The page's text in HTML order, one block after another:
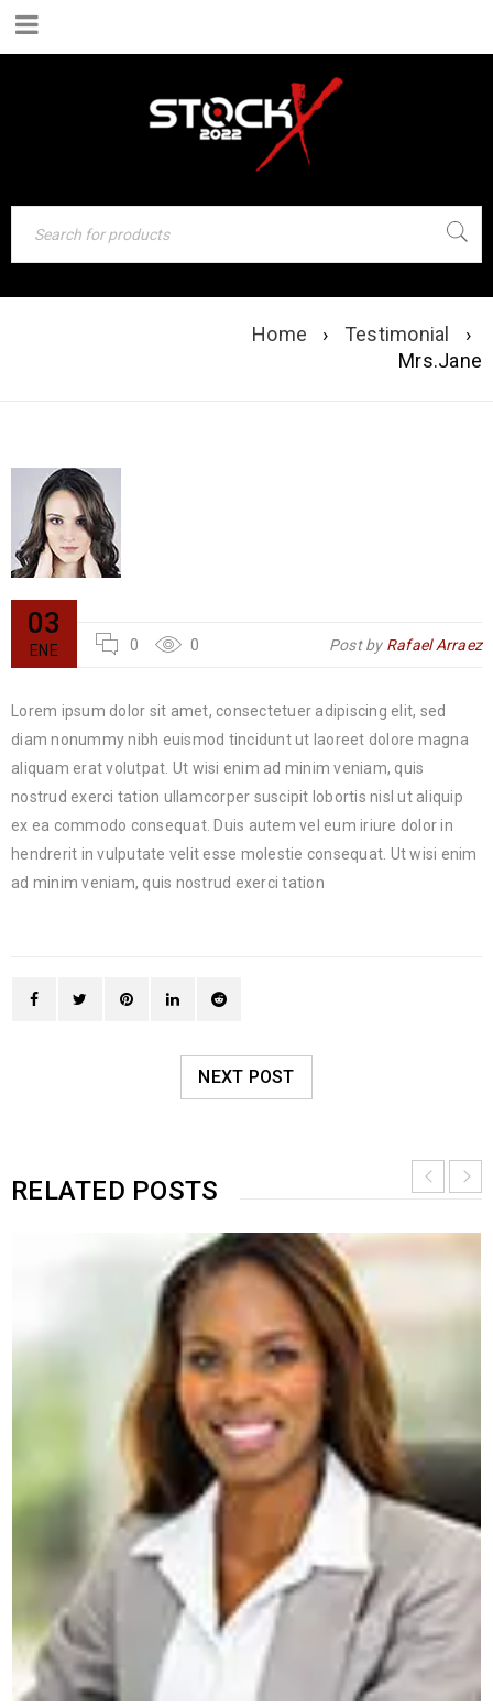
Home › Testimonial
›
Mrs.Jane
03
ENE 0 0 Post by Rafael Arraez
Lorem ipsum dolor sit amet, consectetuer adipiscing elit, sed
diam nonummy nibh euismod tincidunt ut laoreet dolore magna
aliquam erat volutpat. Ut wisi enim ad minim veniam, quis
nostrud exerci tation ullamcorper suscipit lobortis nisl ut aliquip
ex ea commodo consequat. Duis autem vel eum iriure dolor in
hendrerit in vulputate velit esse molestie consequat. Ut wisi enim
ad minim veniam, quis nostrud exerci tation
NEXT POST
RELATED POSTS